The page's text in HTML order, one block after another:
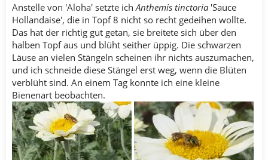
Anstelle von 'Aloha' setzte ich Anthemis tinctoria 'Sauce
Hollandaise', die in Topf 8 nicht so recht gedeihen wollte.
Das hat der richtig gut getan, sie breitete sich über den
halben Topf aus und blüht seither üppig. Die schwarzen
Läuse an vielen Stängeln scheinen ihr nichts auszumachen,
und ich schneide diese Stängel erst weg, wenn die Blüten
verblüht sind. An einem Tag konnte ich eine kleine
Bienenart beobachten.